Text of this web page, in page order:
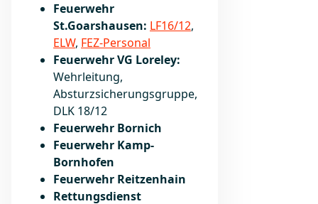
Feuerwehr
St.Goarshausen: LF16/12,
ELW, FEZ-Personal
Feuerwehr VG Loreley:
Wehrleitung,
Absturzsicherungsgruppe,
DLK 18/12
Feuerwehr Bornich
Feuerwehr Kamp-
Bornhofen
Feuerwehr Reitzenhain
Rettungsdienst